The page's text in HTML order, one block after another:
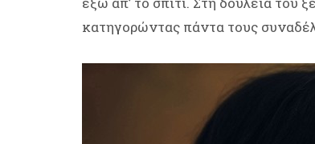
κατηγορώντας πάντα τους